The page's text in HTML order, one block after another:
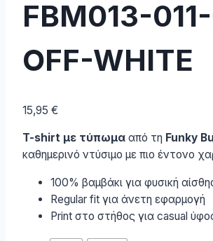
FBM013-
OFF-WHITE
15,95 €
T-shirt με τύπωμα από τη Funky
καθημερινό ντύσιμο με πιο έντονο
100% βαμβάκι για φυσική
Regular fit για άνετη εφαρμογή
Print στο στήθος για casual